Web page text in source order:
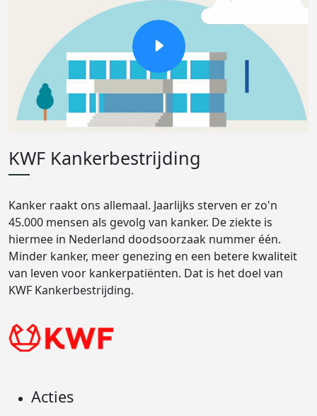
KWF Kankerbestrijding
Kanker raakt ons allemaal. Jaarlijks sterven er zo'n
45.000 mensen als gevolg van kanker. De ziekte is
hiermee in Nederland doodsoorzaak nummer één.
Minder kanker, meer genezing en een betere kwaliteit
van leven voor kankerpatiënten. Dat is het doel van
KWF Kankerbestrijding.
Acties